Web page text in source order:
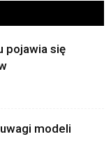
pojawia się
modeli